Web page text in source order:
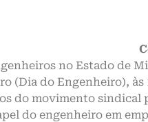
no Estado de
(Dia do Engenheiro),
do movimento
do engenheiro em